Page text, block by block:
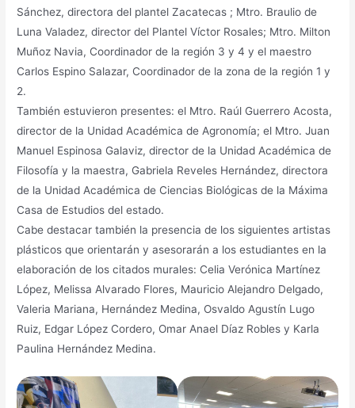
Sánchez, directora del plantel Zacatecas ; Mtro. Braulio de
Luna Valadez, director del Plantel Víctor Rosales; Mtro. Milton
Muñoz Navia, Coordinador de la región 3 y 4 y el maestro
Carlos Espino Salazar, Coordinador de la zona de la región 1 y
2.
También estuvieron presentes: el Mtro. Raúl Guerrero Acosta,
director de la Unidad Académica de Agronomía; el Mtro. Juan
Manuel Espinosa Galaviz, director de la Unidad Académica de
Filosofía y la maestra, Gabriela Reveles Hernández, directora
de la Unidad Académica de Ciencias Biológicas de la Máxima
Casa de Estudios del estado.
Cabe destacar también la presencia de los siguientes artistas
plásticos que orientarán y asesorarán a los estudiantes en la
elaboración de los citados murales: Celia Verónica Martínez
López, Melissa Alvarado Flores, Mauricio Alejandro Delgado,
Valeria Mariana, Hernández Medina, Osvaldo Agustín Lugo
Ruiz, Edgar López Cordero, Omar Anael Díaz Robles y Karla
Paulina Hernández Medina.